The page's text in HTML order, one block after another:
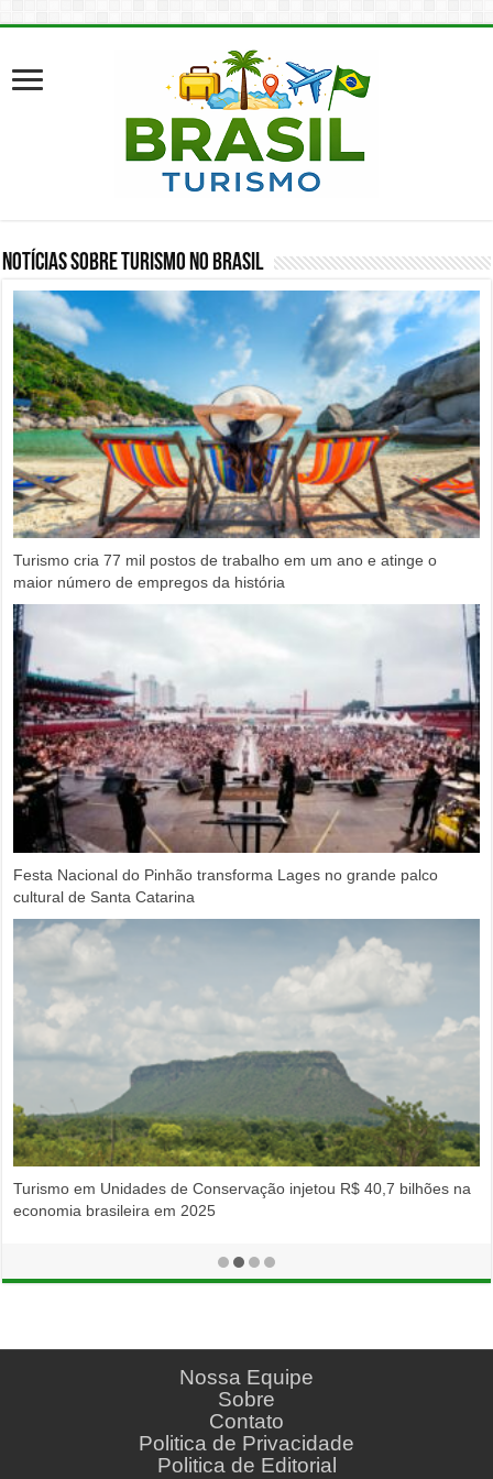
Notícias sobre Turismo no Brasil
Turismo cria 77 mil postos de trabalho em um ano e atinge o
maior número de empregos da história
Festa Nacional do Pinhão transforma Lages no grande palco
cultural de Santa Catarina
Turismo em Unidades de Conservação injetou R$ 40,7 bilhões na
economia brasileira em 2025
Nossa Equipe
Sobre
Contato
Politica de Privacidade
Politica de Editorial